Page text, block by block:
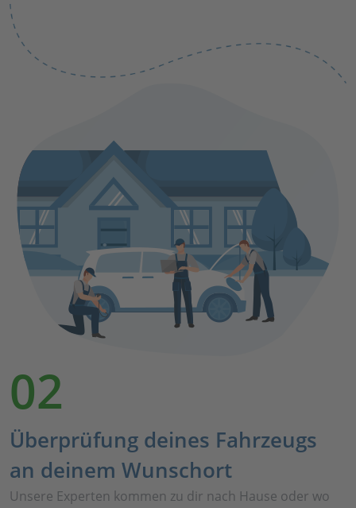
02
Überprüfung deines Fahrzeugs
an deinem Wunschort
Unsere Experten kommen zu dir nach Hause oder wo